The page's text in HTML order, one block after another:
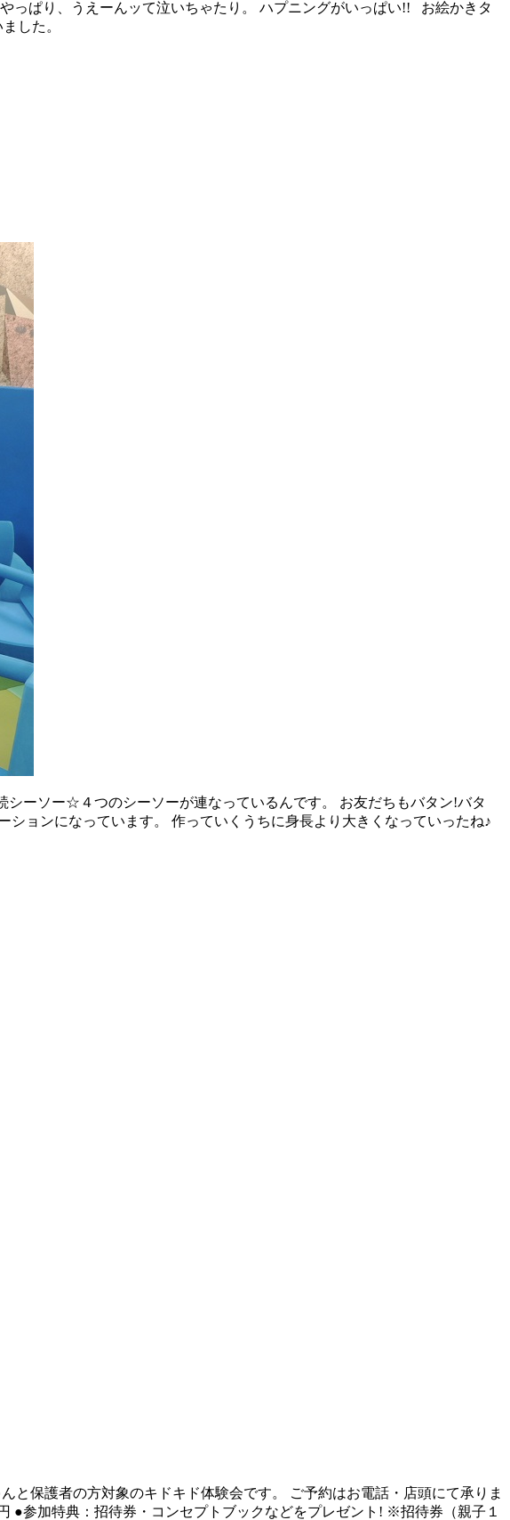
っぱり、うえーんッて泣いちゃたり。 ハプニングがいっぱい!! お絵かきタ
した。
ーソー☆４つのシーソーが連なっているんです。 お友だちもバタン!バタ
ョンになっています。 作っていくうちに身長より大きくなっていったね♪
保護者の方対象のキドキド体験会です。 ご予約はお電話・店頭にて承りま
参加特典：招待券・コンセプトブックなどをプレゼント! ※招待券（親子１